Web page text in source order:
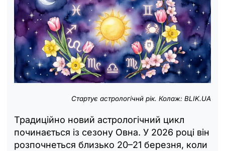
Стартує астрологічнй рік. Колаж: BLIK.UA
Традиційно новий астрологічний цикл
починається із сезону Овна. У 2026 році він
розпочнеться близько 20–21 березня, коли